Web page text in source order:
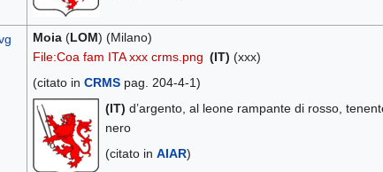
Moia(LOM) (Milano)
File:Coa fam ITA xxx crms.png (IT) (xxx)
(citato in CRMSpag. 204-4-1)
(IT) d’argento, al leone rampante di rosso,
nero
(citato in AIAR)